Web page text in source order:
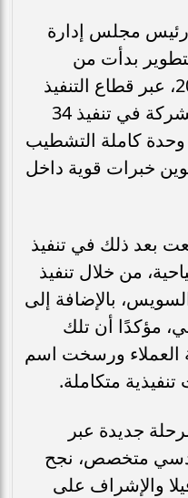
مجلس إدارة
بدأت من
منطقة برج العرب عام 2015، عبر قطاع التنفيذ
والمقاولات، حيث نجحت الشركة في تنفيذ 34
عمارة سكنية بإجمالي 816 وحدة كاملة التشطيب
خبرات قوية داخل
بعد ذلك في تنفيذ
من خلال تنفيذ
السويس، بالإضافة إلى
مؤكدًا أن تلك
ورسخت اسم
متكاملة.
جديدة عبر
متخصص، نجح
تصميم أكثر من 1000 فيلا والإشراف على